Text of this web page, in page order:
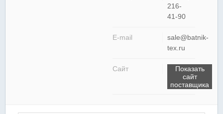
216-
41-90
E-mail
sale@batnik-
tex.ru
Сайт
Показать
сайт
поставщика